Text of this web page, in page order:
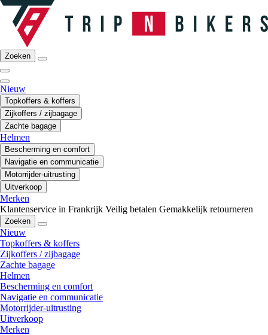
Zoeken
Nieuw
Topkoffers & koffers
Zijkoffers / zijbagage
Zachte bagage
Helmen
Bescherming en comfort
Navigatie en communicatie
Motorrijder-uitrusting
Uitverkoop
Merken
Klantenservice in Frankrijk Veilig betalen Gemakkelijk retourneren
Zoeken
Nieuw
Topkoffers & koffers
Zijkoffers / zijbagage
Zachte bagage
Helmen
Bescherming en comfort
Navigatie en communicatie
Motorrijder-uitrusting
Uitverkoop
Merken